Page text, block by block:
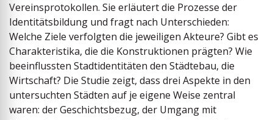
Vereinsprotokollen. Sie erläutert die Prozesse der
Identitätsbildung und fragt nach Unterschieden:
Welche Ziele verfolgten die jeweiligen Akteure? Gibt es
Charakteristika, die die Konstruktionen prägten? Wie
beeinflussten Stadtidentitäten den Städtebau, die
Wirtschaft? Die Studie zeigt, dass drei Aspekte in den
untersuchten Städten auf je eigene Weise zentral
waren: der Geschichtsbezug, der Umgang mit